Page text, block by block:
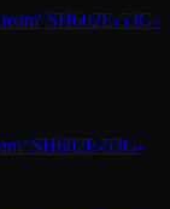
SH602E-53G-